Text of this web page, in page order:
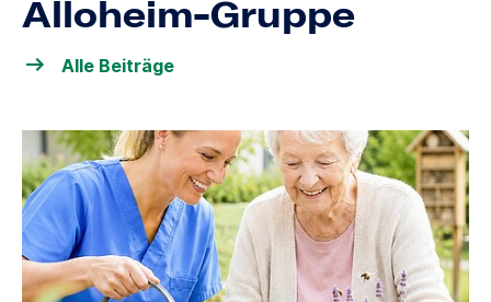
Alloheim-Gruppe
Alle Beiträge